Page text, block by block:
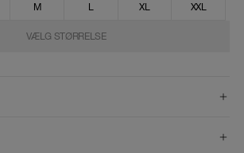
M L XL XXL
VÆLG STØRRELSE